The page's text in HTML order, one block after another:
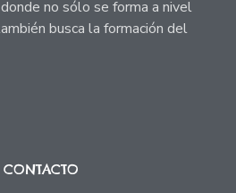
no sólo se forma a nivel
busca la formación del